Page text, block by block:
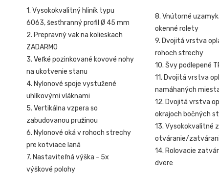
1. Vysokokvalitný hliník typu
6063, šesťhranný profil Ø 45 mm
2. Prepravný vak na kolieskach
ZADARMO
3. Veľké pozinkované kovové nohy
na ukotvenie stanu
4. Nylonové spoje vystužené
uhlíkovými vláknami
5. Vertikálna vzpera so
zabudovanou pružinou
6. Nylonové oká v rohoch strechy
pre kotviace laná
7. Nastaviteľná výška - 5x
výškové polohy
8. Vnútorné
okenné rolety
9. Dvojitá vrstva
rohoch strechy
10. Švy podlepené
11. Dvojitá vrstva
namáhaných
12. Dvojitá vrstva
okrajoch bočných
13. Vysokokvalitné
otváranie/
14. Rolovacie
dvere